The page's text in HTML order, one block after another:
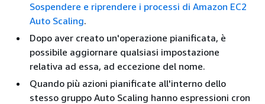
Sospendere e riprendere i processi di Amazon EC2
Auto Scaling.
Dopo aver creato un'operazione pianificata, è
possibile aggiornare qualsiasi impostazione
relativa ad essa, ad eccezione del nome.
Quando più azioni pianificate all'interno dello
stesso gruppo Auto Scaling hanno espressioni cron